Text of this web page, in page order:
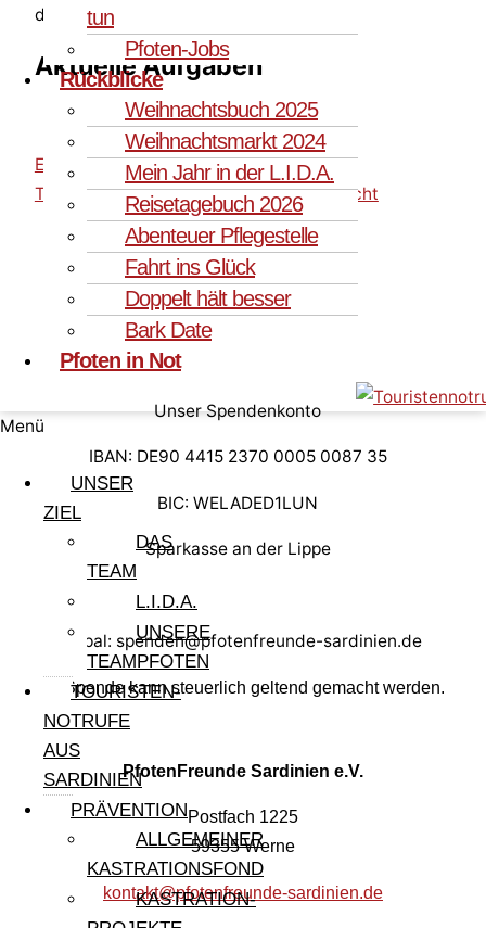
tun
Pfoten-Jobs
Rückblicke
Weihnachtsbuch 2025
Weihnachtsmarkt 2024
Mein Jahr in der L.I.D.A.
Reisetagebuch 2026
Abenteuer Pflegestelle
Fahrt ins Glück
Doppelt hält besser
Bark Date
Pfoten in Not
Menü
UNSER
ZIEL
DAS
TEAM
L.I.D.A.
UNSERE
TEAMPFOTEN
TOURISTEN-
NOTRUFE
AUS
SARDINIEN
PRÄVENTION
ALLGEMEINER
KASTRATIONSFOND
KASTRATION-
die Chance auf ein besseres Leben.
Aktuelle Aufgaben
Ehrenamtliche Mitarbeiter/in im Bereich
Tierarztkommunikation und Kosten gesucht
Unser Spendenkonto
IBAN: DE90 4415 2370 0005 0087 35
BIC: WELADED1LUN
Sparkasse an der Lippe
Paypal: spenden@pfotenfreunde-sardinien.de
Ihre Spende kann steuerlich geltend gemacht werden.
PfotenFreunde Sardinien e.V.
Postfach 1225
59355 Werne
kontakt@pfotenfreunde-sardinien.de